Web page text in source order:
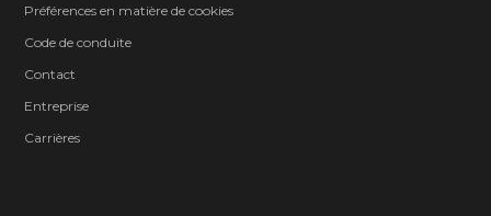
Préférences en matière de cookies
Code de conduite
Contact
Entreprise
Carrières